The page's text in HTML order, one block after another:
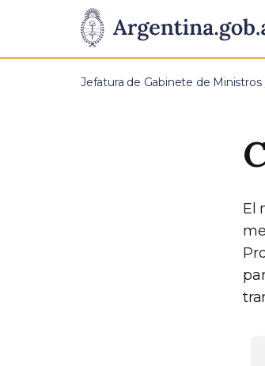
Presidencia
de
Pasar al contenido principal
Jefatura de Gabinete de Ministros
El